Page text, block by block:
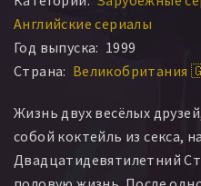
Английские сериалы
Год выпуска: 1999
Страна:
Жизнь двух весёлых
собой коктейль из секса,
Двадцатидевятилетний